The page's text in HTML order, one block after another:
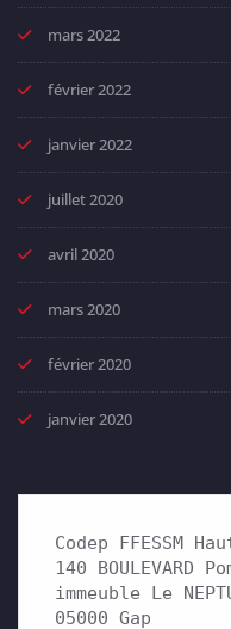
mars 2022
février 2022
janvier 2022
juillet 2020
avril 2020
mars 2020
février 2020
janvier 2020
Codep FFESSM
140 BOULEVARD
immeuble Le
05000 Gap